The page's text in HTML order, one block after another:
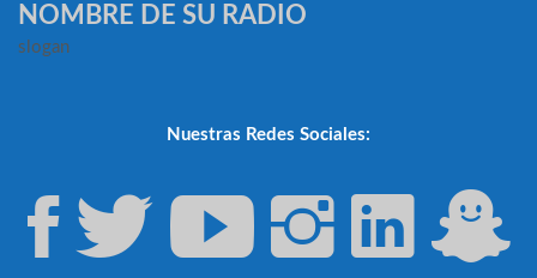
NOMBRE DE SU RADIO
slogan
Nuestras Redes Sociales: